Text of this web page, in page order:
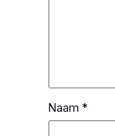
Naam *